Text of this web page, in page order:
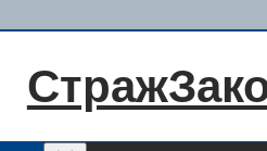
содержимому